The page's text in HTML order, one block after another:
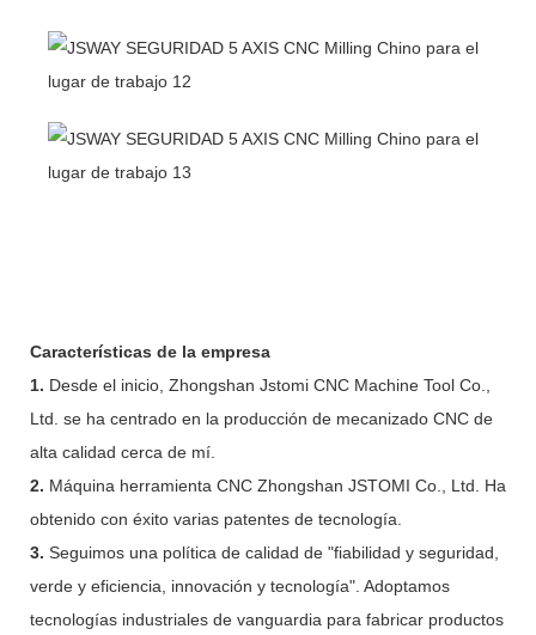
Características de la empresa
1. Desde el inicio, Zhongshan Jstomi CNC Machine Tool Co.,
Ltd. se ha centrado en la producción de mecanizado CNC de
alta calidad cerca de mí.
2. Máquina herramienta CNC Zhongshan JSTOMI Co., Ltd. Ha
obtenido con éxito varias patentes de tecnología.
3. Seguimos una política de calidad de "fiabilidad y seguridad,
verde y eficiencia, innovación y tecnología". Adoptamos
tecnologías industriales de vanguardia para fabricar productos